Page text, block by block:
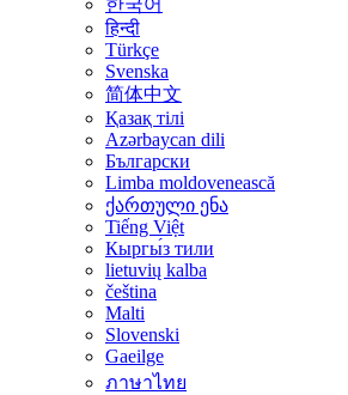
한국어
हिन्दी
Türkçe
Svenska
简体中文
Қазақ тілі
Azərbaycan dili
Български
Limba moldovenească
ქართული ენა
Tiếng Việt
Кыргы́з тили
lietuvių kalba
čeština
Malti
Slovenski
Gaeilge
ภาษาไทย